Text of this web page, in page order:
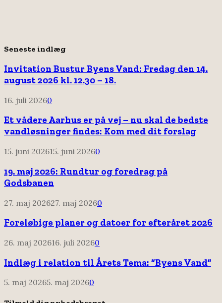
Seneste indlæg
Invitation Bustur Byens Vand: Fredag den 14.
august 2026 kl. 12.30 – 18.
16. juli 20260
Et vådere Aarhus er på vej – nu skal de bedste
vandløsninger findes: Kom med dit forslag
15. juni 202615. juni 20260
19. maj 2026: Rundtur og foredrag på
Godsbanen
27. maj 202627. maj 20260
Foreløbige planer og datoer for efteråret 2026
26. maj 202616. juli 20260
Indlæg i relation til Årets Tema: “Byens Vand”
5. maj 20265. maj 20260